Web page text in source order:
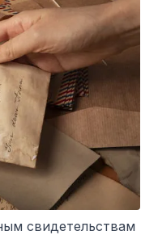
свидетельствам